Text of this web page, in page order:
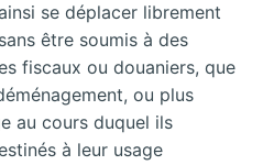
se déplacer librement
être soumis à des
fiscaux ou douaniers, que
ou plus
au cours duquel ils
à leur usage